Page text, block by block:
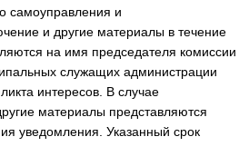
самоуправления и
и другие материалы в течение
на имя председателя комиссии
служащих администрации
интересов. В случае
материалы представляются
уведомления. Указанный срок